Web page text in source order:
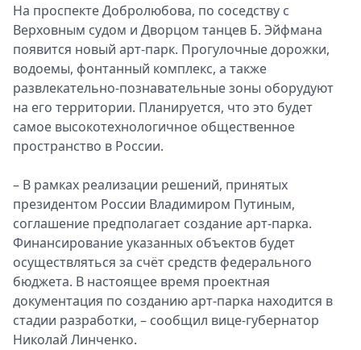
На проспекте Добролюбова, по соседству с
Верховным судом и Дворцом танцев Б. Эйфмана
появится новый арт-парк. Прогулочные дорожки,
водоемы, фонтанный комплекс, а также
развлекательно-познавательные зоны оборудуют
на его территории. Планируется, что это будет
самое высокотехнологичное общественное
пространство в России.
– В рамках реализации решений, принятых
президентом России Владимиром Путиным,
соглашение предполагает создание арт-парка.
Финансирование указанных объектов будет
осуществляться за счёт средств федерального
бюджета. В настоящее время проектная
документация по созданию арт-парка находится в
стадии разработки, – сообщил вице-губернатор
Николай Линченко.